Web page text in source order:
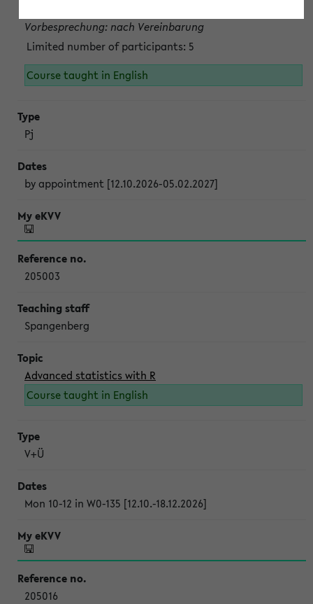
Vorbesprechung: nach Vereinbarung
Limited number of participants: 5
Course taught in English
Pj
by appointment [12.10.2026-05.02.2027]
205003
Spangenberg
Advanced statistics with R
Course taught in English
V+Ü
Mon 10-12 in W0-135 [12.10.-18.12.2026]
205016